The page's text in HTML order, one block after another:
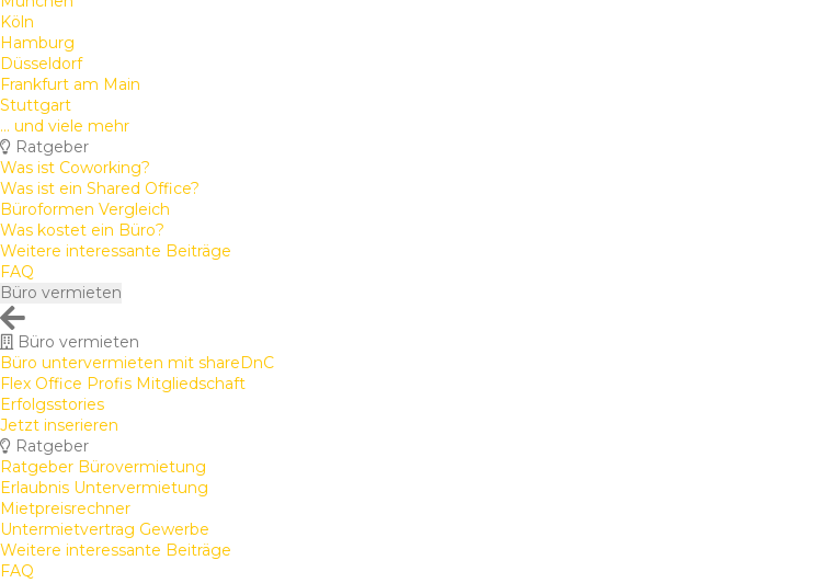
Köln
Hamburg
Düsseldorf
Frankfurt am Main
Stuttgart
... und viele mehr
Ratgeber
Was ist Coworking?
Was ist ein Shared Office?
Büroformen Vergleich
Was kostet ein Büro?
Weitere interessante Beiträge
FAQ
Büro vermieten
Büro vermieten
Büro untervermieten mit shareDnC
Flex Office Profis Mitgliedschaft
Erfolgsstories
Jetzt inserieren
Ratgeber
Ratgeber Bürovermietung
Erlaubnis Untervermietung
Mietpreisrechner
Untermietvertrag Gewerbe
Weitere interessante Beiträge
FAQ